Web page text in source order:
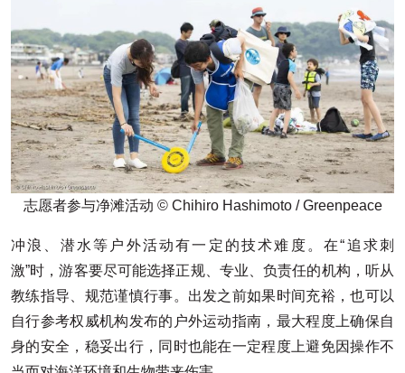
志愿者参与净滩活动 © Chihiro Hashimoto / Greenpeace
冲浪、潜水等户外活动有一定的技术难度。在“追求刺
激”时，游客要尽可能选择正规、专业、负责任的机构，听从
教练指导、规范谨慎行事。出发之前如果时间充裕，也可以
自行参考权威机构发布的户外运动指南，最大程度上确保自
身的安全，稳妥出行，同时也能在一定程度上避免因操作不